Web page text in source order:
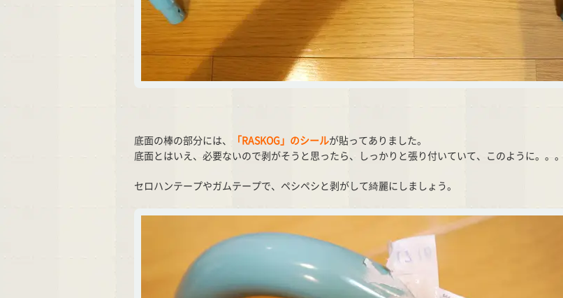
底面の棒の部分には、 「RASKOG」のシールが貼ってありました。
底面とはいえ、必要ないので剥がそうと思ったら、しっかりと張り付いていて、このように。。。
セロハンテープやガムテープで、ペシペシと剥がして綺麗にしましょう。